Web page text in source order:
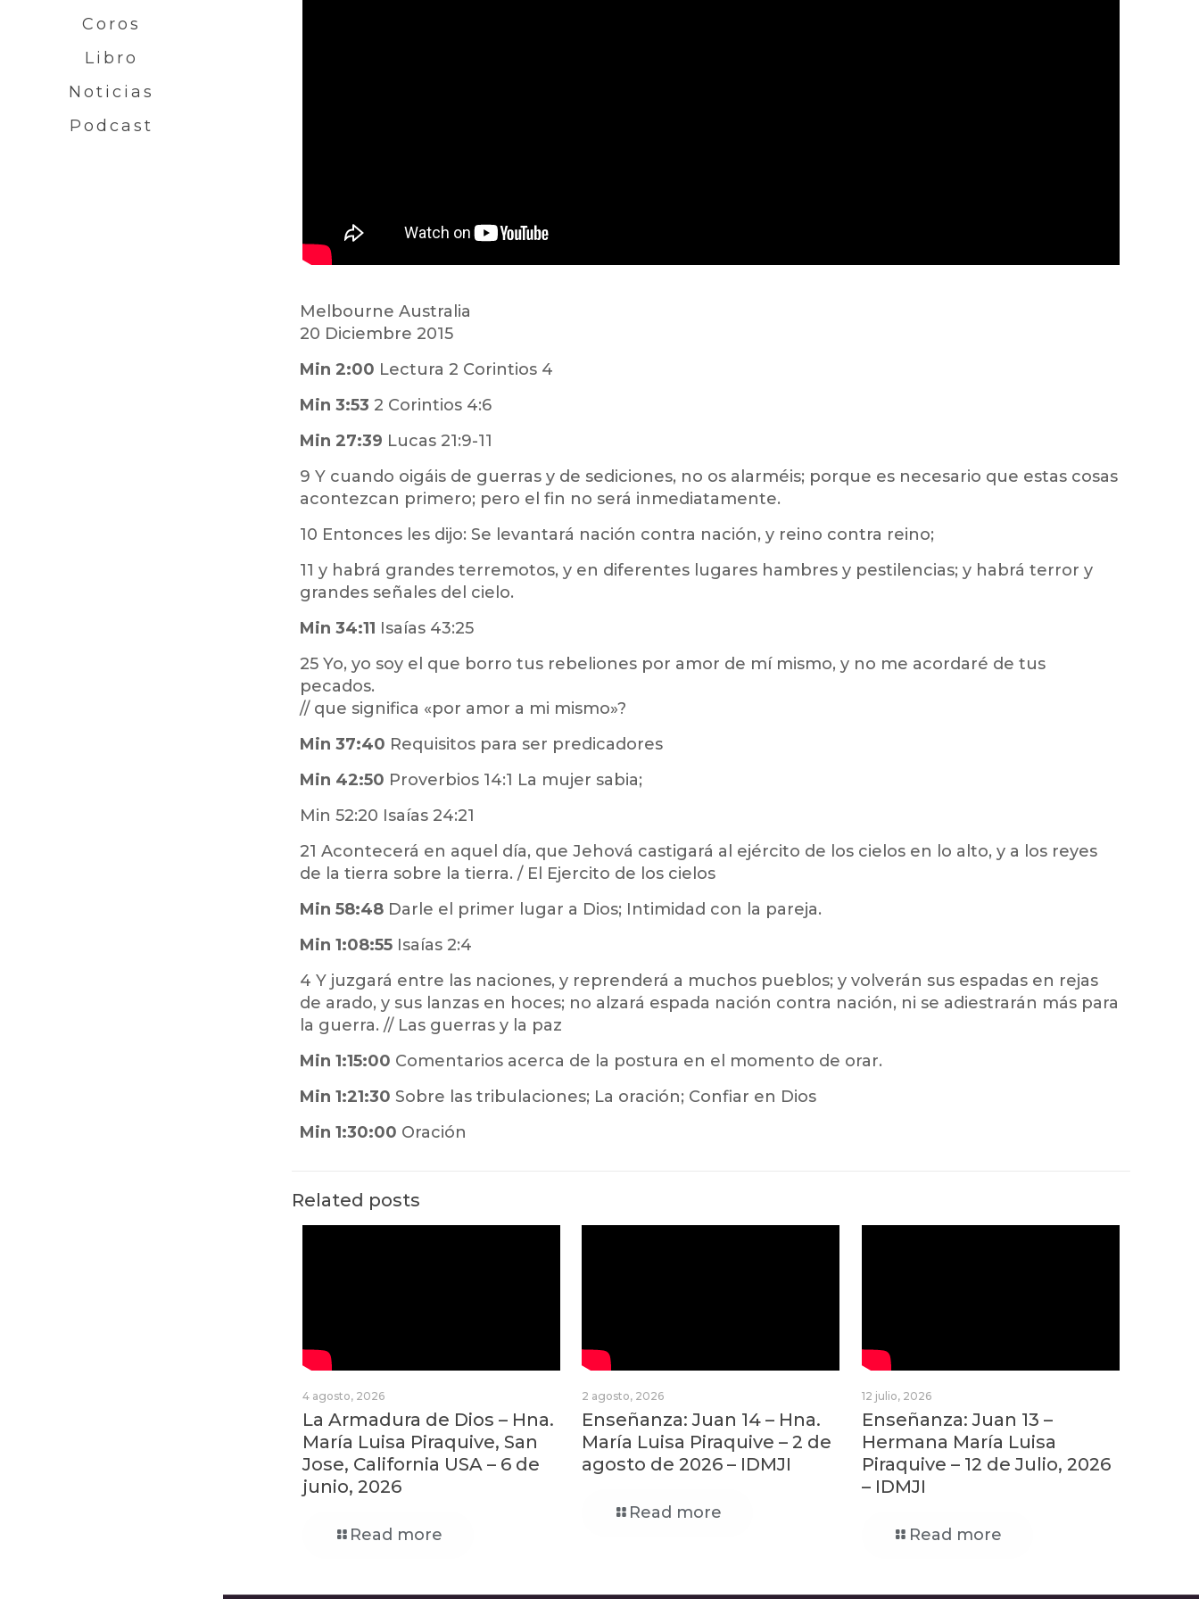
Coros
Libro
Noticias
Podcast
Melbourne Australia
20 Diciembre 2015
Min 2:00 Lectura 2 Corintios 4
Min 3:53 2 Corintios 4:6
Min 27:39 Lucas 21:9-11
9 Y cuando oigáis de guerras y de sediciones, no os alarméis; porque es necesario que estas cosas
acontezcan primero; pero el fin no será inmediatamente.
10 Entonces les dijo: Se levantará nación contra nación, y reino contra reino;
11 y habrá grandes terremotos, y en diferentes lugares hambres y pestilencias; y habrá terror y
grandes señales del cielo.
Min 34:11 Isaías 43:25
25 Yo, yo soy el que borro tus rebeliones por amor de mí mismo, y no me acordaré de tus
pecados.
// que significa «por amor a mi mismo»?
Min 37:40 Requisitos para ser predicadores
Min 42:50 Proverbios 14:1 La mujer sabia;
Min 52:20 Isaías 24:21
21 Acontecerá en aquel día, que Jehová castigará al ejército de los cielos en lo alto, y a los reyes
de la tierra sobre la tierra. / El Ejercito de los cielos
Min 58:48 Darle el primer lugar a Dios; Intimidad con la pareja.
Min 1:08:55 Isaías 2:4
4 Y juzgará entre las naciones, y reprenderá a muchos pueblos; y volverán sus espadas en rejas
de arado, y sus lanzas en hoces; no alzará espada nación contra nación, ni se adiestrarán más para
la guerra. // Las guerras y la paz
Min 1:15:00 Comentarios acerca de la postura en el momento de orar.
Min 1:21:30 Sobre las tribulaciones; La oración; Confiar en Dios
Min 1:30:00 Oración
Related posts
4 agosto, 2026
La Armadura de Dios – Hna.
María Luisa Piraquive, San
Jose, California USA – 6 de
junio, 2026
Read more
2 agosto, 2026
Enseñanza: Juan 14 – Hna.
María Luisa Piraquive – 2 de
agosto de 2026 – IDMJI
Read more
12 julio, 2026
Enseñanza: Juan 13 –
Hermana María Luisa
Piraquive – 12 de Julio, 2026
– IDMJI
Read more